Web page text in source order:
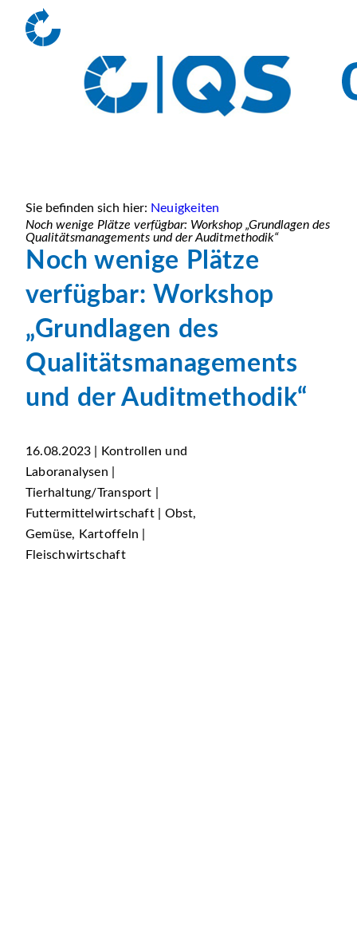
Sie befinden sich hier: Neuigkeiten
Noch wenige Plätze verfügbar: Workshop „Grundlagen des
Qualitätsmanagements und der Auditmethodik“
Noch wenige Plätze
verfügbar: Workshop
„Grundlagen des
Qualitätsmanagements
und der Auditmethodik“
16.08.2023 | Kontrollen und
Laboranalysen |
Tierhaltung/Transport |
Futtermittelwirtschaft | Obst,
Gemüse, Kartoffeln |
Fleischwirtschaft